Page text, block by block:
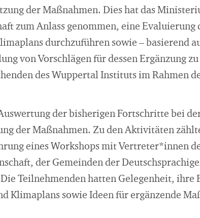
der Maßnahmen. Dies hat das
zum Anlass genommen, eine Evaluierung
durchzuführen sowie – basierend
von Vorschlägen für dessen Ergänzung
des Wuppertal Instituts im Rahmen
der bisherigen Fortschritte bei
der Maßnahmen. Zu den Aktivitäten
eines Workshops mit Vertreter*innen
der Gemeinden der
Teilnehmenden hatten Gelegenheit, ihre
Klimaplans sowie Ideen für ergänzende